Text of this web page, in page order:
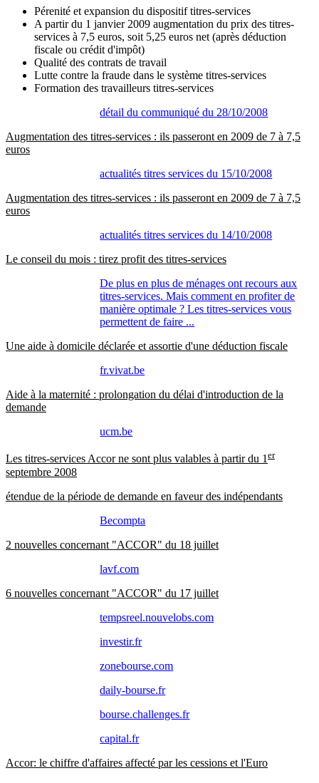
Pérenité et expansion du dispositif titres-services
A partir du 1 janvier 2009 augmentation du prix des titres-
services à 7,5 euros, soit 5,25 euros net (après déduction
fiscale ou crédit d'impôt)
Qualité des contrats de travail
Lutte contre la fraude dans le système titres-services
Formation des travailleurs titres-services
détail du communiqué du 28/10/2008
Augmentation des titres-services : ils passeront en 2009 de 7 à 7,5
euros
actualités titres services du 15/10/2008
Augmentation des titres-services : ils passeront en 2009 de 7 à 7,5
euros
actualités titres services du 14/10/2008
Le conseil du mois : tirez profit des titres-services
De plus en plus de ménages ont recours aux
titres-services. Mais comment en profiter de
manière optimale ? Les titres-services vous
permettent de faire ...
Une aide à domicile déclarée et assortie d'une déduction fiscale
fr.vivat.be
Aide à la maternité : prolongation du délai d'introduction de la
demande
ucm.be
Les titres-services Accor ne sont plus valables à partir du 1er
septembre 2008
étendue de la période de demande en faveur des indépendants
Becompta
2 nouvelles concernant "ACCOR" du 18 juillet
lavf.com
6 nouvelles concernant "ACCOR" du 17 juillet
tempsreel.nouvelobs.com
investir.fr
zonebourse.com
daily-bourse.fr
bourse.challenges.fr
capital.fr
Accor: le chiffre d'affaires affecté par les cessions et l'Euro